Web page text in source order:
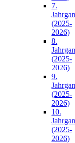
7.
(2025-
2026)
8.
(2025-
2026)
9.
(2025-
2026)
10.
(2025-
2026)